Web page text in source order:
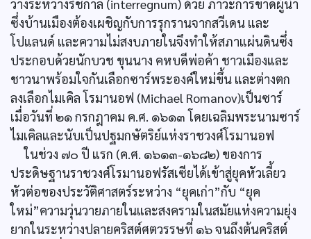
ว่างระหว่างรัชกาล (interregnum) ด้วย ภาวะการขาดผู้นำ
ซึ่งบ้านเมืองต้องเผชิญกับการรุกรานจากสวีเดน และ
โปแลนด์ และความไม่สงบภายในจึงทำให้สภาแผ่นดินซึ่ง
ประกอบด้วยนักบวช ขุนนาง คหบดีพ่อค้า ชาวเมืองและ
ชาวนาพร้อมใจกันเลือกซาร์พระองค์ใหม่ขึ้น และต่างตก
ลงเลือกไมเคิล โรมานอฟ (Michael Romanov)เป็นซาร์
เมื่อวันที่ ๒๑ กรกฎาคม ค.ศ. ๑๖๑๓ โดยเฉลิมพระนามซาร์
ไมเคิลและนับเป็นปฐมกษัตริย์แห่งราชวงศ์โรมานอฟ
ในช่วง ๗๐ ปี แรก (ค.ศ. ๑๖๑๓-๑๖๘๒) ของการ
ประดิษฐานราชวงศ์โรมานอฟรัสเซียได้เข้าสู่ยุคหัวเลี้ยว
หัวต่อของประวัติศาสตร์ระหว่าง “ยุคเก่า”กับ “ยุค
ใหม่”ความวุ่นวายภายในและสงครามในสมัยแห่งความยุ่ง
ยากในระหว่างปลายคริสต์ศตวรรษที่ ๑๖ จนถึงต้นคริสต์